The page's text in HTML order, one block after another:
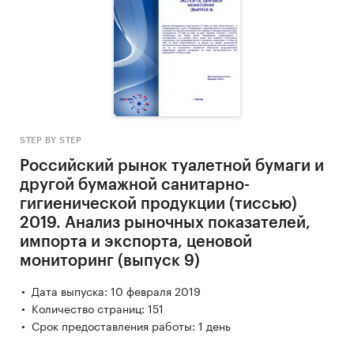
STEP BY STEP
Российский рынок туалетной бумаги и
другой бумажной санитарно-
гигиенической продукции (тиссью)
2019. Анализ рыночных показателей,
импорта и экспорта, ценовой
мониторинг (выпуск 9)
Дата выпуска: 10 февраля 2019
Количество страниц: 151
Срок предоставления работы: 1 день